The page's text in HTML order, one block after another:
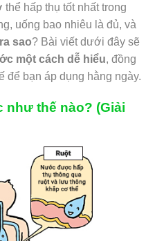
hấp thụ tốt nhất trong
uống bao nhiêu là đủ, và
sao? Bài viết dưới đây sẽ
một cách dễ hiểu, đồng
bạn áp dụng hằng ngày.
như thế nào? (Giải